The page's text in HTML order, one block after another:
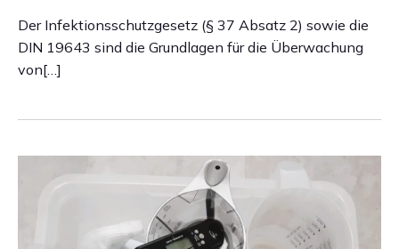
Der Infektionsschutzgesetz (§ 37 Absatz 2) sowie die
DIN 19643 sind die Grundlagen für die Überwachung
von[…]